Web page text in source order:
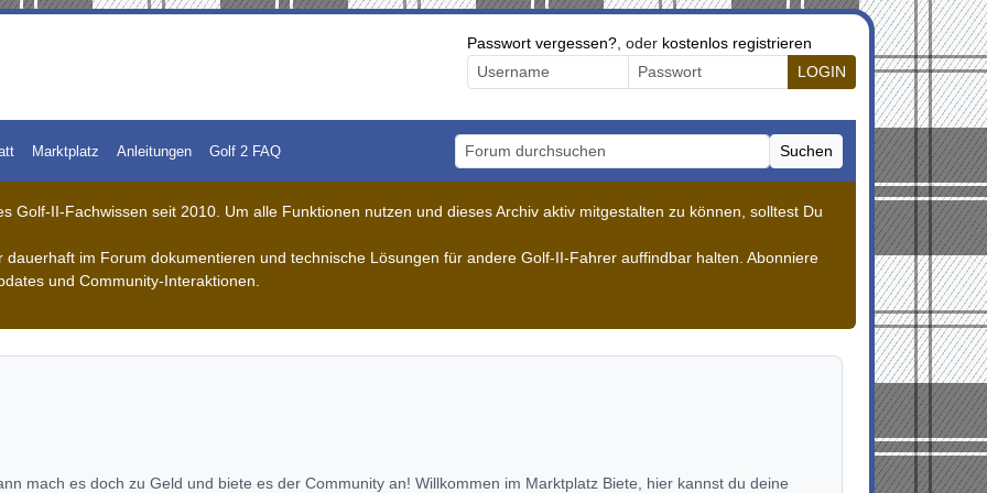
Passwort vergessen? , oder kostenlos registrieren
LOGIN
Marktplatz Anleitungen Golf 2 FAQ
Forum durchsuchen
Suchen
Golf-II-Fachwissen seit 2010. Um alle Funktionen nutzen und dieses Archiv aktiv mitgestalten zu können, solltest Du
im Forum dokumentieren und technische Lösungen für andere Golf-II-Fahrer auffindbar halten. Abonniere
und Community-Interaktionen.
mach es doch zu Geld und biete es der Community an! Willkommen im Marktplatz Biete, hier kannst du deine